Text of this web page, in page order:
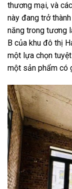
thương mại, và
này đang trở
năng trong tương
B của khu đô thị
một lựa chọn
một sản phẩm có